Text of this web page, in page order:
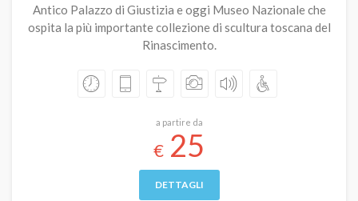
Antico Palazzo di Giustizia e oggi Museo Nazionale che
ospita la più importante collezione di scultura toscana del
Rinascimento.
a partire da
€ 25
DETTAGLI